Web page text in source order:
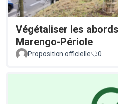
Végétaliser les
Marengo-Périole
Proposition officielle 0